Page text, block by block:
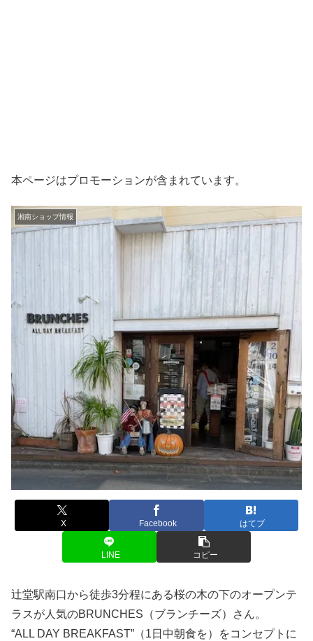
本ページはプロモーションが含まれています。
湘南ショップ情報
X Facebook はてブ
LINE コピー
辻堂駅南口から徒歩3分程にある桜の木の下のオープンテ
ラスが人気のBRUNCHES（ブランチーズ）さん。
“ALL DAY BREAKFAST”（1日中朝食を）をコンセプトに